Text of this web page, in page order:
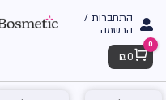
התחברות /
הרשמה
Cart
0
₪ 0